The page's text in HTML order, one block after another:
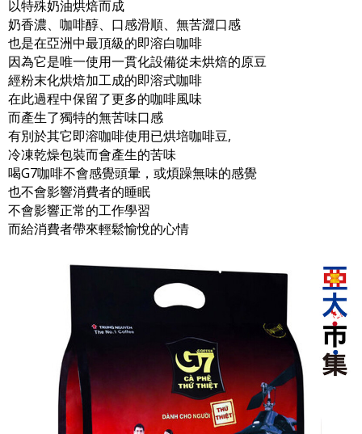
以特殊奶油烘焙而成
奶香濃、咖啡醇、口感滑順、無苦澀口感
也是在亞洲中最頂級的即溶白咖啡
因為它是唯一使用一貫化設備從未烘焙的原豆
經粉末化烘焙加工成的即溶式咖啡
在此過程中保留了更多的咖啡風味
而產生了獨特的無苦味口感
有別於其它即溶咖啡使用已烘培咖啡豆,
冷凍乾燥包裝而會產生的苦味
喝G7咖啡不會感覺頭暈，或煩躁無味的感覺
也不會影響消費者的睡眠
不會影響正常的工作學習
而給消費者帶來輕鬆愉悅的心情